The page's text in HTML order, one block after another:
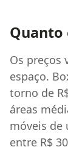
Quanto
Os preços
espaço.
torno de
áreas
móveis de
entre R$